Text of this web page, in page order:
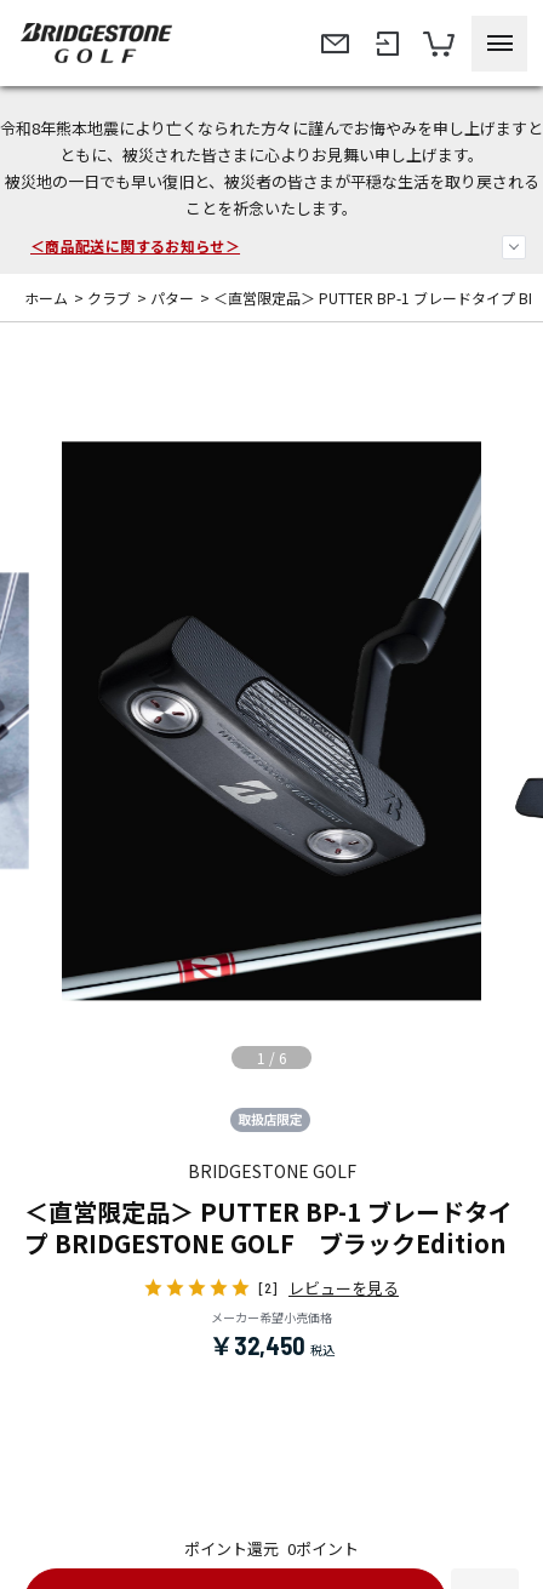
令和8年熊本地震により亡くなられた方々に謹んでお悔やみを申し上げますと
ともに、被災された皆さまに心よりお見舞い申し上げます。
被災地の一日でも早い復旧と、被災者の皆さまが平穏な生活を取り戻される
ことを祈念いたします。
今なら新規会員登録で1,000円OFFクーポンプレゼント！
＜商品配送に関するお知らせ＞
＜夏季休暇中のご注文・発送・お問い合わせ＞
ホーム > クラブ > パター > ＜直営限定品＞ PUTTER BP-1 ブレードタイプ
1 / 6
BRIDGESTONE GOLF
＜直営限定品＞ PUTTER BP-1 ブレードタイ
プ BRIDGESTONE GOLF ブラックEdition
[2] レビューを見る
メーカー希望小売価格
￥32,450
ポイント還元 0ポイント